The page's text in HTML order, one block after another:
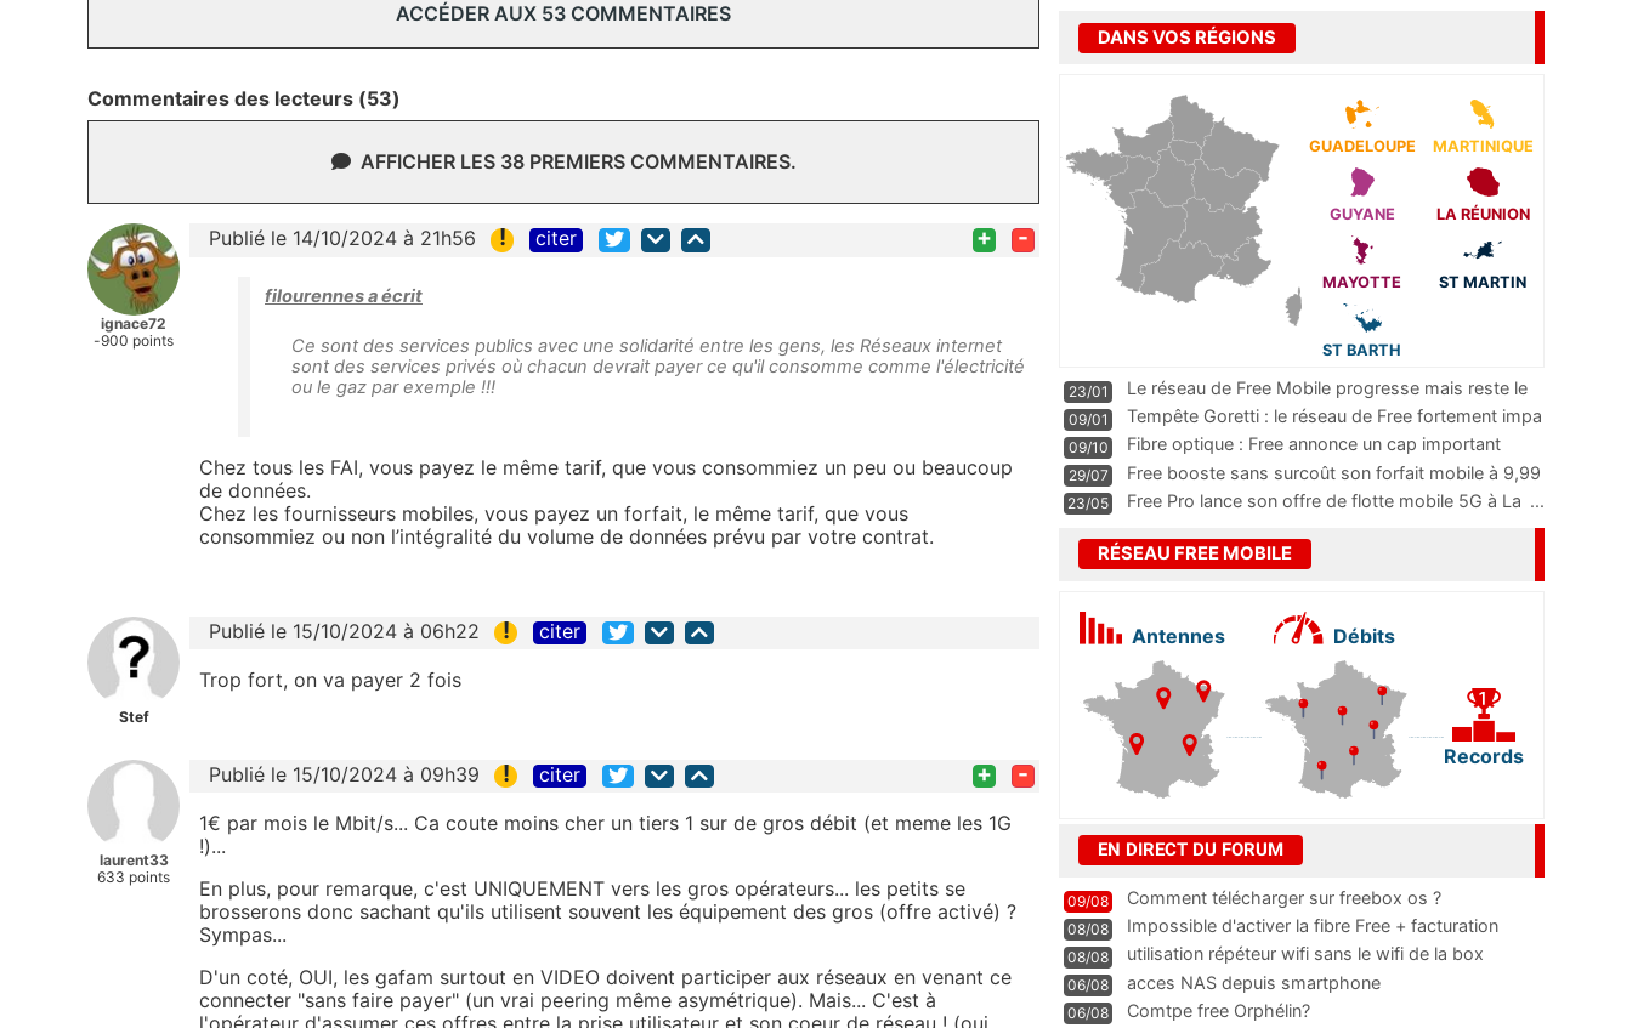
ACCÉDER AUX 53 COMMENTAIRES
Commentaires des lecteurs (53)
AFFICHER LES 38 PREMIERS COMMENTAIRES.
ignace72
-900 points
Publié le 14/10/2024 à 21h56 ! citer + -
filourennes a écrit
Ce sont des services publics avec une solidarité entre les gens, les Réseaux internet
sont des services privés où chacun devrait payer ce qu'il consomme comme l'électricité
ou le gaz par exemple !!!
Chez tous les FAI, vous payez le même tarif, que vous consommiez un peu ou beaucoup
de données.
Chez les fournisseurs mobiles, vous payez un forfait, le même tarif, que vous
consommiez ou non l’intégralité du volume de données prévu par votre contrat.
Stef
Publié le 15/10/2024 à 06h22 ! citer
Trop fort, on va payer 2 fois
laurent33
633 points
Publié le 15/10/2024 à 09h39 ! citer + -
1€ par mois le Mbit/s... Ca coute moins cher un tiers 1 sur de gros débit (et meme les 1G
!)...
En plus, pour remarque, c'est UNIQUEMENT vers les gros opérateurs... les petits se
brosserons donc sachant qu'ils utilisent souvent les équipement des gros (offre activé) ?
Sympas...
D'un coté, OUI, les gafam surtout en VIDEO doivent participer aux réseaux en venant ce
connecter "sans faire payer" (un vrai peering même asymétrique). Mais... C'est à
DANS VOS RÉGIONS
GUADELOUPE MARTINIQUE
GUYANE LA RÉUNION
MAYOTTE ST MARTIN
ST BARTH
23/01
Le réseau de Free Mobile progresse mais reste le
m
...
09/01
Tempête Goretti : le réseau de Free fortement impa
09/10
Fibre optique : Free annonce un cap important
pass
...
29/07
Free booste sans surcoût son forfait mobile à 9,99
23/05 Free Pro lance son offre de flotte mobile 5G à La ...
RÉSEAU FREE MOBILE
Antennes Débits
Records
EN DIRECT DU FORUM
09/08 Comment télécharger sur freebox os ?
08/08
Impossible d'activer la fibre Free + facturation
résiliation
08/08 utilisation répéteur wifi sans le wifi de la box
06/08 acces NAS depuis smartphone
06/08 Comtpe free Orphélin?